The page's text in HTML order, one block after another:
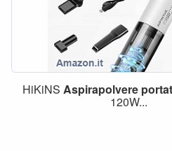
HiKiNSAspirapolvere
120W...